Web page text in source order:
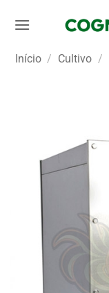
Início / Cultivo /